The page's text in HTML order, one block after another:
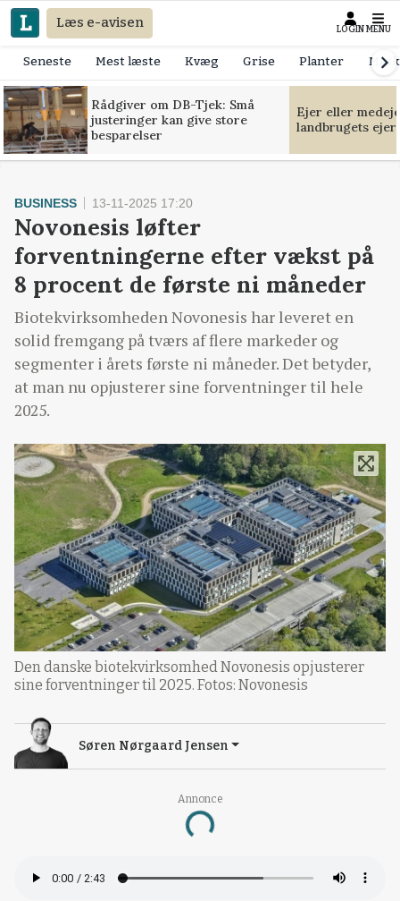
Læs e-avisen LOGIN MENU
Seneste Mest læste Kvæg Grise Planter
Rådgiver om DB-Tjek: Små
justeringer kan give store
besparelser
Ejer eller
landbrugets
Annonce
Loading...
BUSINESS 13-11-2025 17:20
Novonesis løfter
forventningerne efter vækst på
8 procent de første ni måneder
Biotekvirksomheden Novonesis har leveret en
solid fremgang på tværs af flere markeder og
segmenter i årets første ni måneder. Det betyder,
at man nu opjusterer sine forventninger til hele
2025.
Den danske biotekvirksomhed Novonesis opjusterer
sine forventninger til 2025. Fotos: Novonesis
Søren Nørgaard Jensen